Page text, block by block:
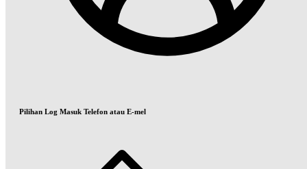
Pilihan Log Masuk Telefon atau E-mel